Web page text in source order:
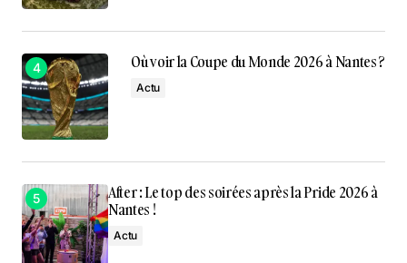
Où voir la Coupe du Monde 2026 à Nantes ?
Actu
After : Le top des soirées après la Pride 2026 à
Nantes !
Actu